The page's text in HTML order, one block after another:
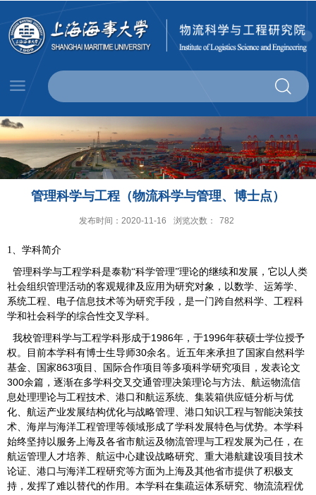
管理科学与工程（物流科学与管理、博士点）
发布时间：2020-11-16 浏览次数： 782
1、学科简介
管理科学与工程学科是泰勒“科学管理”理论的继续和发展，它以人类
社会组织管理活动的客观规律及应用为研究对象，以数学、运筹学、
系统工程、电子信息技术等为研究手段，是一门跨自然科学、工程科
学和社会科学的综合性交叉学科。
我校管理科学与工程学科形成于1986年，于1996年获硕士学位授予
权。目前本学科有博士生导师30余名。近五年来承担了国家自然科学
基金、国家863项目、国际合作项目等多项科学研究项目，发表论文
300余篇，逐渐在多学科交叉交通管理决策理论与方法、航运物流信
息处理理论与工程技术、港口和航运系统、集装箱供应链分析与优
化、航运产业发展结构优化与战略管理、港口知识工程与智能决策技
术、海岸与海洋工程管理等领域形成了学科发展特色与优势。本学科
始终坚持以服务上海及各省市航运及物流管理与工程发展为己任，在
航运管理人才培养、航运中心建设战略研究、重大港航建设项目技术
论证、港口与海洋工程研究等方面为上海及其他省市提供了积极支
持，发挥了难以替代的作用。本学科在集疏运体系研究、物流流程优